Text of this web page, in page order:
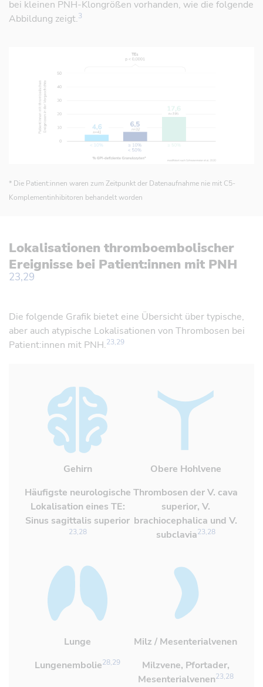
bei kleinen PNH-Klongrößen vorhanden, wie die folgende
Abbildung zeigt.3
* Die Patient:innen waren zum Zeitpunkt der Datenaufnahme nie mit C5-
Komplementinhibitoren behandelt worden
Lokalisationen thromboembolischer
Ereignisse bei Patient:innen mit PNH
23,29
Die folgende Grafik bietet eine Übersicht über typische,
aber auch atypische Lokalisationen von Thrombosen bei
Patient:innen mit PNH.23,29
Gehirn
Häufigste neurologische
Lokalisation eines TE:
Sinus sagittalis superior
23,28
Obere Hohlvene
Thrombosen der V. cava
superior, V.
brachiocephalica und V.
subclavia23,28
Lunge
Lungenembolie28,29
Milz / Mesenterialvenen
Milzvene, Pfortader,
Mesenterialvenen23,28